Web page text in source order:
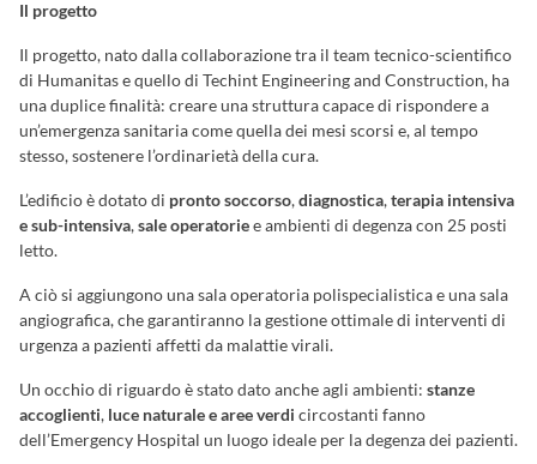
Il progetto
Il progetto, nato dalla collaborazione tra il team tecnico-scientifico
di Humanitas e quello di Techint Engineering and Construction, ha
una duplice finalità: creare una struttura capace di rispondere a
un’emergenza sanitaria come quella dei mesi scorsi e, al tempo
stesso, sostenere l’ordinarietà della cura.
L’edificio è dotato di pronto soccorso,diagnostica,terapia intensiva
e sub-intensiva,sale operatoriee ambienti di degenza con 25 posti
letto.
A ciò si aggiungono una sala operatoria polispecialistica e una sala
angiografica, che garantiranno la gestione ottimale di interventi di
urgenza a pazienti affetti da malattie virali.
Un occhio di riguardo è stato dato anche agli ambienti: stanze
accoglienti, luce naturalee aree verdi circostanti fanno
dell’Emergency Hospital un luogo ideale per la degenza dei pazienti.